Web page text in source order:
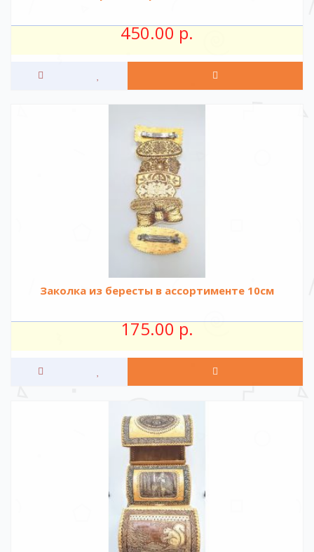
450.00 р.
Заколка из бересты в ассортименте 10см
175.00 р.